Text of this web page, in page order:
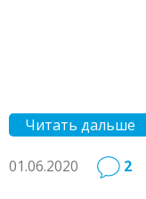
Читать дальше
01.06.2020 2